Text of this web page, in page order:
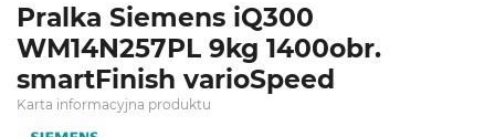
Pralka Siemens iQ300
WM14N257PL 9kg 1400obr.
smartFinish varioSpeed
Karta informacyjna produktu